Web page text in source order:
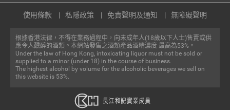
根據香港法律，不得在業務過程中，向未成年人(18歲以下人士)售賣或供
應令人醺醉的酒類。本網站發售之酒類產品酒精濃度 最高為53%。
Under the law of Hong Kong, intoxicating liquor must not be sold or
supplied to a minor (under 18) in the course of business.
The highest alcohol by volume for the alcoholic beverages we sell on
this website is 53%.
使用條款 私隱政策 免責聲明及通知 無障礙聲明